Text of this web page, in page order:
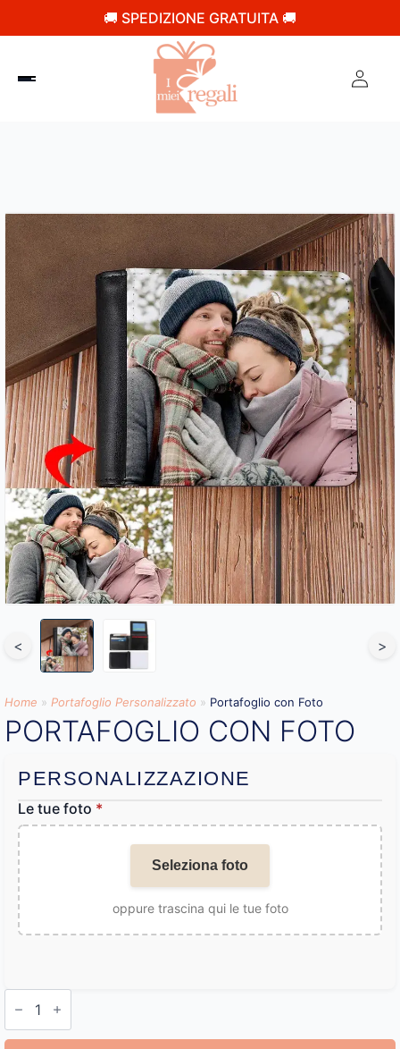
🚚 SPEDIZIONE GRATUITA 🚚
< >
Home » Portafoglio Personalizzato » Portafoglio con Foto
PORTAFOGLIO CON FOTO
PERSONALIZZAZIONE
Le tue foto *
Seleziona foto
oppure trascina qui le tue foto
Portafoglio
con
Foto
quantità